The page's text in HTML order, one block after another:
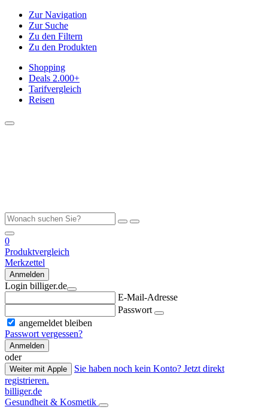
Zur Navigation
Zur Suche
Zu den Filtern
Zu den Produkten
Shopping
Deals 2.000+
Tarifvergleich
Reisen
0
Produktvergleich
Merkzettel
Anmelden
Login billiger.de
E-Mail-Adresse
Passwort
angemeldet bleiben
Passwort vergessen?
Anmelden
oder
Weiter mit Apple
Sie haben noch kein Konto? Jetzt direkt
registrieren.
billiger.de
Gesundheit & Kosmetik